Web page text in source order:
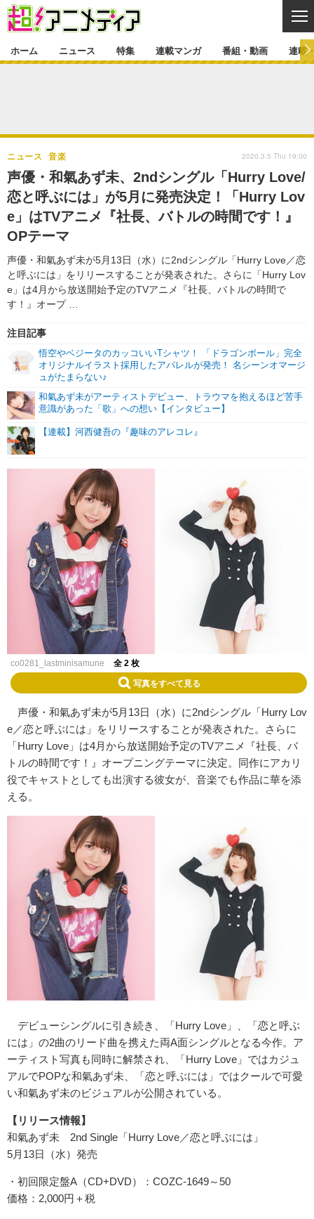
ゲーム・アプリ マンガ
グッズ イベント
声優 コスプレ
特集一覧 カバー
ラキりす
連載マンガ
連載マンガ一覧 連載一覧
番組・動画
番組・動画一覧 ラジオ
連載・ブログ
コラム
編集部ブログ・お知らせ
ホーム ニュース 特集 連載マンガ 番組・動画 連載
声優・和氣あず未、2ndシングル「Hurry Love/
恋と呼ぶには」が5月に発売決定！「Hurry Lov
e」はTVアニメ『社長、バトルの時間です！』
OPテーマ
声優・和氣あず未が5月13日（水）に2ndシングル「Hurry Love／恋
と呼ぶには」をリリースすることが発表された。さらに「Hurry Lov
e」は4月から放送開始予定のTVアニメ『社長、バトルの時間で
す！』オープ …
ニュース 音楽
注目記事
悟空やベジータのカッコいいTシャツ！ 「ドラゴンボール」完全
オリジナルイラスト採用したアパレルが発売！ 名シーンオマージ
ュがたまらない♪
和氣あず未がアーティストデビュー、トラウマを抱えるほど苦手
意識があった「歌」への想い【インタビュー】
【連載】河西健吾の『趣味のアレコレ』
2020.3.5 Thu 19:00
co0281_lastminisamune 全 2 枚
写真をすべて見る
声優・和氣あず未が5月13日（水）に2ndシングル「Hurry Lov
e／恋と呼ぶには」をリリースすることが発表された。さらに
「Hurry Love」は4月から放送開始予定のTVアニメ『社長、バ
トルの時間です！』オープニングテーマに決定。同作にアカリ
役でキャストとしても出演する彼女が、音楽でも作品に華を添
える。
デビューシングルに引き続き、「Hurry Love」、「恋と呼ぶ
には」の2曲のリード曲を携えた両A面シングルとなる今作。ア
ーティスト写真も同時に解禁され、「Hurry Love」ではカジュ
アルでPOPな和氣あず未、「恋と呼ぶには」ではクールで可愛
い和氣あず未のビジュアルが公開されている。
【リリース情報】
和氣あず未 2nd Single「Hurry Love／恋と呼ぶには」
5月13日（水）発売
・初回限定盤A（CD+DVD）：COZC-1649～50
価格：2,000円＋税